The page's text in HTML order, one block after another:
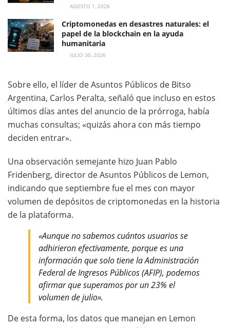
AGOSTO 1, 2026
Criptomonedas en desastres naturales: el
papel de la blockchain en la ayuda
humanitaria
JULIO 30, 2026
Sobre ello, el líder de Asuntos Públicos de Bitso
Argentina, Carlos Peralta, señaló que incluso en estos
últimos días antes del anuncio de la prórroga, había
muchas consultas; «quizás ahora con más tiempo
deciden entrar».
Una observación semejante hizo Juan Pablo
Fridenberg, director de Asuntos Públicos de Lemon,
indicando que septiembre fue el mes con mayor
volumen de depósitos de criptomonedas en la historia
de la plataforma.
«Aunque no sabemos cuántos usuarios se
adhirieron efectivamente, porque es una
información que solo tiene la Administración
Federal de Ingresos Públicos (AFIP), podemos
afirmar que superamos por un 23% el
volumen de julio».
De esta forma, los datos que manejan en Lemon